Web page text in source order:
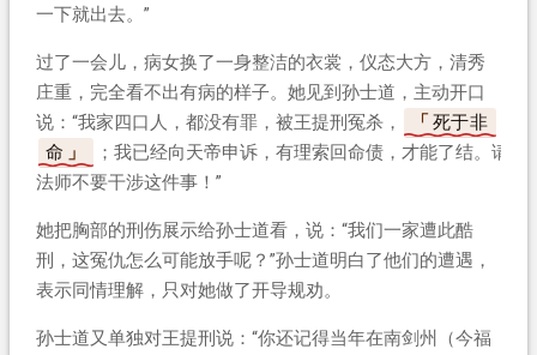
一下就出去。”
过了一会儿，病女换了一身整洁的衣裳，仪态大方，清秀
庄重，完全看不出有病的样子。她见到孙士道，主动开口
说：“我家四口人，都没有罪，被王提刑冤杀，
死于非
命
；我已经向天帝申诉，有理索回命债，才能了结。请
法师不要干涉这件事！”
她把胸部的刑伤展示给孙士道看，说：“我们一家遭此酷
刑，这冤仇怎么可能放手呢？”孙士道明白了他们的遭遇，
表示同情理解，只对她做了开导规劝。
孙士道又单独对王提刑说：“你还记得当年在南剑州（今福